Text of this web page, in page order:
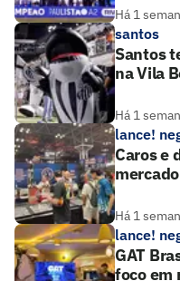
Há 1
santos
Santos
na Vila
Há 1
lance!
Caros e
Há 1
lance!
GAT
foco em